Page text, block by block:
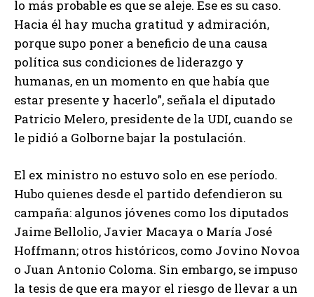
lo más probable es que se aleje. Ese es su caso.
Hacia él hay mucha gratitud y admiración,
porque supo poner a beneficio de una causa
política sus condiciones de liderazgo y
humanas, en un momento en que había que
estar presente y hacerlo”, señala el diputado
Patricio Melero, presidente de la UDI, cuando se
le pidió a Golborne bajar la postulación.
El ex ministro no estuvo solo en ese período.
Hubo quienes desde el partido defendieron su
campaña: algunos jóvenes como los diputados
Jaime Bellolio, Javier Macaya o María José
Hoffmann; otros históricos, como Jovino Novoa
o Juan Antonio Coloma. Sin embargo, se impuso
la tesis de que era mayor el riesgo de llevar a un